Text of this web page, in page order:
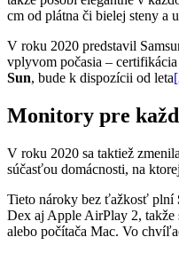
cm od plátna či bielej steny a
V roku 2020 predstavil
vplyvom počasia –
Sun, bude k dispozícii od leta
Monitory pre
V roku 2020 sa taktiež
súčasťou domácnosti, na
Tieto nároky bez ťažkosť plní
Dex aj Apple AirPlay 2,
alebo počítača Mac. Vo